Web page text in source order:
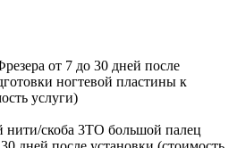
от 7 до 30 дней после
ногтевой пластины к
услуги)
нити/скоба 3ТО большой палец